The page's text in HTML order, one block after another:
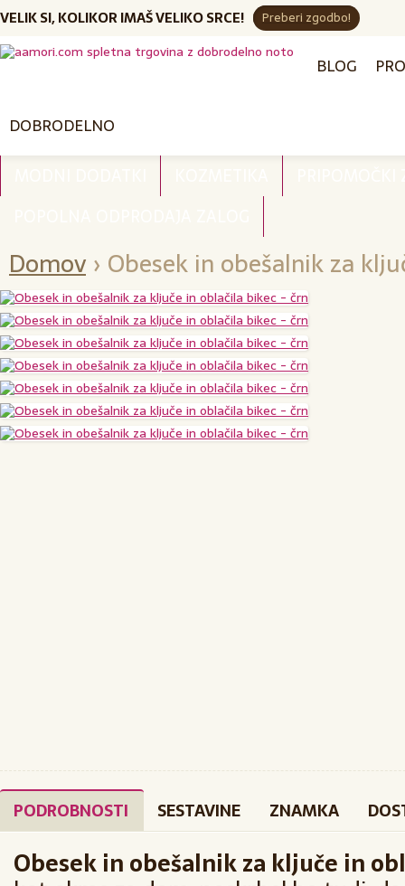
VELIK SI, KOLIKOR IMAŠ VELIKO SRCE! Preberi zgodbo!
BLOG
DOBRODELNO
Domov › Obesek in obešalnik za
PODROBNOSTI SESTAVINE ZNAMKA
Obesek in obešalnik za ključe in